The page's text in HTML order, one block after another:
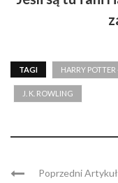
TAGI HARRY
J. K. ROWLING
Poprzedni Artykuł